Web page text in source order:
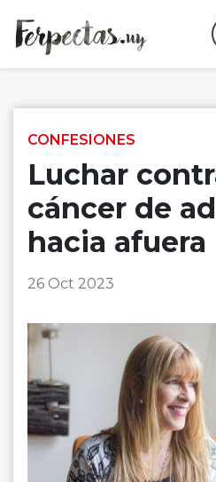
CONFESIONES
Luchar
cáncer de
hacia afuera
26 Oct 2023